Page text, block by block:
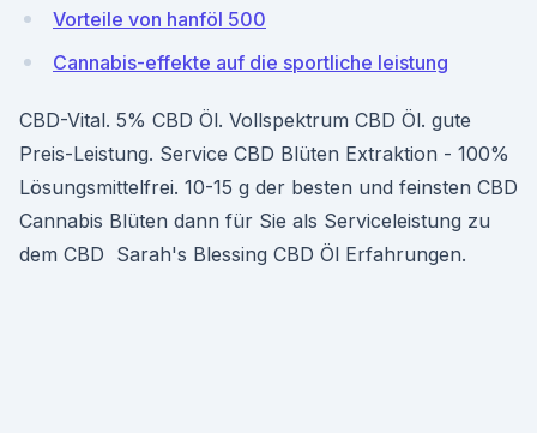
Vorteile von hanföl 500
Cannabis-effekte auf die sportliche leistung
CBD-Vital. 5% CBD Öl. Vollspektrum CBD Öl. gute
Preis-Leistung. Service CBD Blüten Extraktion - 100%
Lösungsmittelfrei. 10-15 g der besten und feinsten CBD
Cannabis Blüten dann für Sie als Serviceleistung zu
dem CBD Sarah's Blessing CBD Öl Erfahrungen.